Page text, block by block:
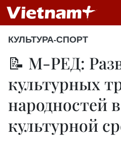
КУЛЬТУРА-СПОРТ
📝 М-РЕД:
культурных
народностей
культурной